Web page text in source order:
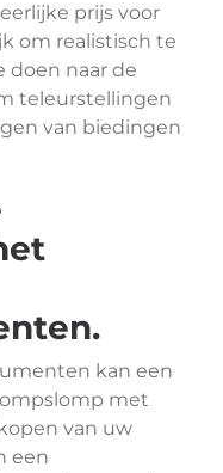
prijs voor
om realistisch te
doen naar de
teleurstellingen
van biedingen
kan een
met
van uw
een